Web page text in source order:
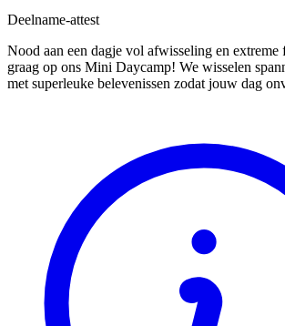
Deelname-attest
Nood aan een dagje vol afwisseling en
graag op ons Mini Daycamp! We wisselen
met superleuke belevenissen zodat jouw dag